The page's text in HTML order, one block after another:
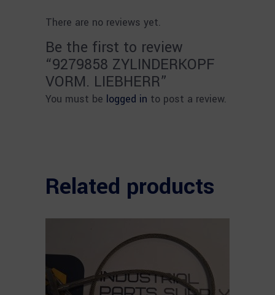
There are no reviews yet.
Be the first to review
“9279858 ZYLINDERKOPF
VORM. LIEBHERR”
You must be logged in to post a review.
Related products